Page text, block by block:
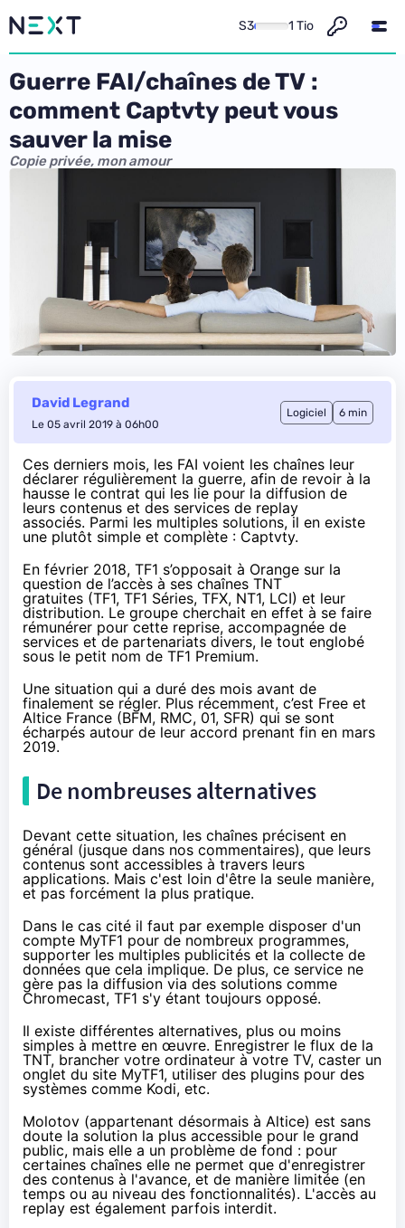
S3 1 Tio
Guerre FAI/chaînes de TV :
comment Captvty peut vous
sauver la mise
Copie privée, mon amour
David Legrand
Le 05 avril 2019 à 06h00
Logiciel 6 min
Ces derniers mois, les FAI voient les chaînes leur
déclarer régulièrement la guerre, afin de revoir à la
hausse le contrat qui les lie pour la diffusion de
leurs contenus et des services de replay
associés. Parmi les multiples solutions, il en existe
une plutôt simple et complète : Captvty.
En février 2018, TF1 s’opposait à Orange sur la
question de l’accès à ses chaînes TNT
gratuites (TF1, TF1 Séries, TFX, NT1, LCI) et leur
distribution. Le groupe cherchait en effet à se faire
rémunérer pour cette reprise, accompagnée de
services et de partenariats divers, le tout englobé
sous le petit nom de TF1 Premium.
Une situation qui a duré des mois avant de
finalement se régler. Plus récemment, c’est Free et
Altice France (BFM, RMC, 01, SFR) qui se sont
écharpés autour de leur accord prenant fin en mars
2019.
De nombreuses alternatives
Devant cette situation, les chaînes précisent en
général (jusque dans nos commentaires), que leurs
contenus sont accessibles à travers leurs
applications. Mais c'est loin d'être la seule manière,
et pas forcément la plus pratique.
Dans le cas cité il faut par exemple disposer d'un
compte MyTF1 pour de nombreux programmes,
supporter les multiples publicités et la collecte de
données que cela implique. De plus, ce service ne
gère pas la diffusion via des solutions comme
Chromecast, TF1 s'y étant toujours opposé.
Il existe différentes alternatives, plus ou moins
simples à mettre en œuvre. Enregistrer le flux de la
TNT, brancher votre ordinateur à votre TV, caster un
onglet du site MyTF1, utiliser des plugins pour des
systèmes comme Kodi, etc.
Molotov (appartenant désormais à Altice) est sans
doute la solution la plus accessible pour le grand
public, mais elle a un problème de fond : pour
certaines chaînes elle ne permet que d'enregistrer
des contenus à l'avance, et de manière limitée (en
temps ou au niveau des fonctionnalités). L'accès au
replay est également parfois interdit.